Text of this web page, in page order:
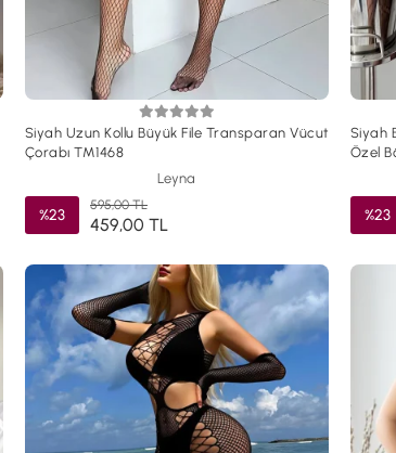
Siyah Uzun Kollu Büyük File Transparan Vücut
Çorabı TM1468
Leyna
%23
595,00 TL
459,00 TL
Siyah
Özel
%23